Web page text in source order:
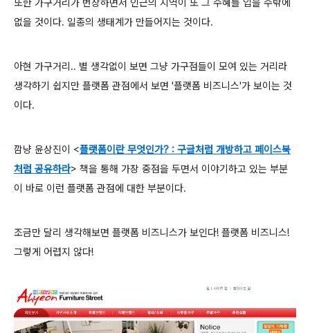
또한 가구거리가 번창하면서 인근의 지역이 또 그 수혜를 입을 수밖에
없을 것이다. 일종의 생태계가 만들어지는 것이다.
아현 가구거리.. 별 생각없이 보면 그냥 가구점들이 모여 있는 거리라
생각하기 쉽지만 플랫폼 관점에서 보면 '플랫폼 비즈니스'가 보이는 것
이다.
깜냥 윤상진이 <플랫폼이란 무엇인가? : 구글처럼 개방하고 페이스북
처럼 공유하라> 책을 통해 가장 중점을 두면서 이야기하고 있는 부분
이 바로 이런 플랫폼 관점에 대한 부분이다.
조금만 달리 생각해보면 플랫폼 비즈니스가 보인다! 플랫폼 비즈니스!
그렇게 어렵지 않다!